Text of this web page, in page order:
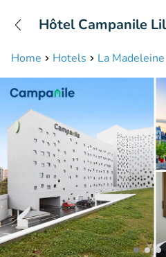
Home Hotels La Madeleine
Hôtel Campanile